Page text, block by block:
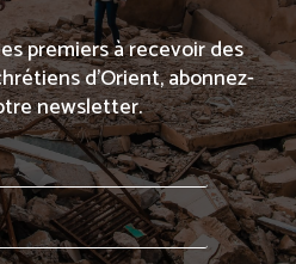
premiers à recevoir des
d’Orient, abonnez-
newsletter.